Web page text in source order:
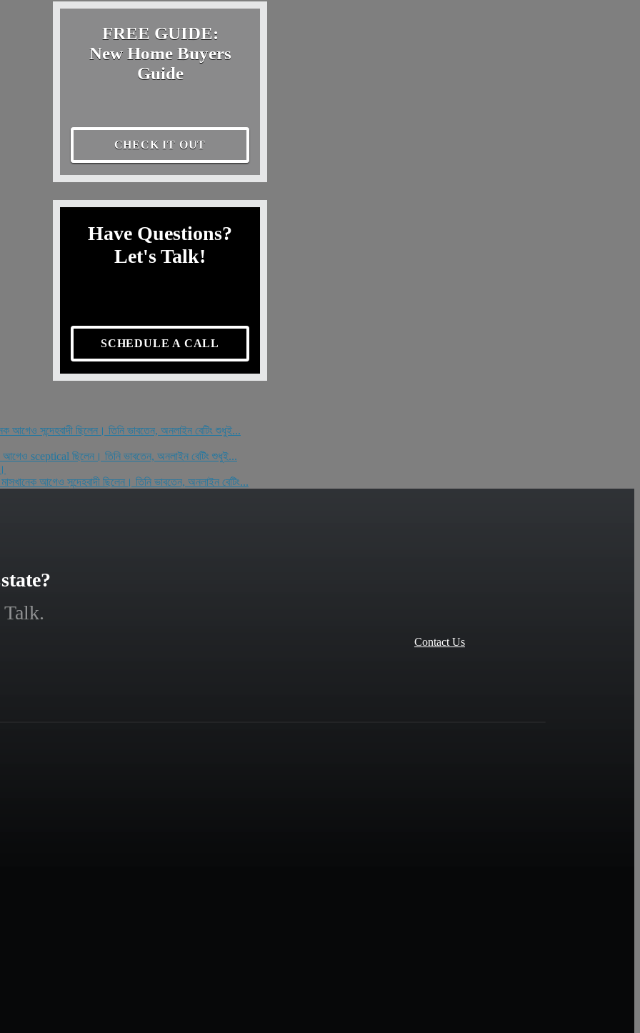
FREE GUIDE:
New Home Buyers
Guide
CHECK IT OUT
Have Questions?
Let's Talk!
SCHEDULE A CALL
সন্দেহবাদী ছিলেন। তিনি ভাবতেন, অনলাইন বেটিং শুধুই...
sceptical ছিলেন। তিনি ভাবতেন, অনলাইন বেটিং শুধুই...
আগেও সন্দেহবাদী ছিলেন। তিনি ভাবতেন, অনলাইন বেটিং...
Contact Us